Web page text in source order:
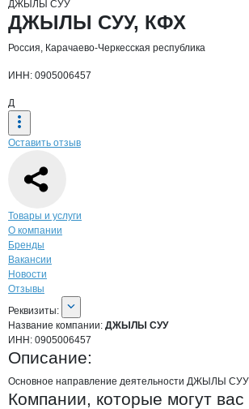
ДЖЫЛЫ СУУ
Основная информация о
ДЖЫЛЫ СУУ, КФХ
Россия, Карачаево-Черкесская республика
ИНН: 0905006457
Д
Оставить отзыв
Навигация по странице
Товары и услуги
О компании
Бренды
Вакансии
Новости
Отзывы
О компании
Реквизиты
Реквизиты:
Название компании: ДЖЫЛЫ СУУ
ИНН: 0905006457
Описание:
Основное направление деятельности ДЖЫЛЫ СУУ:
Компании, которые могут вас